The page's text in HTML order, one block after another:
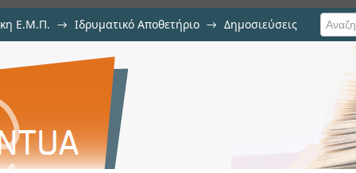
Ε.Μ.Π. → Ιδρυματικό Αποθετήριο → Δημοσιεύσεις
inversed vapor pressure
data for pure fluids